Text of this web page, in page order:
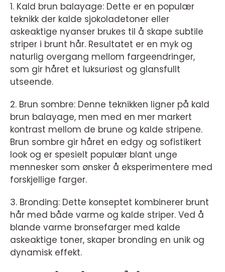
1. Kald brun balayage: Dette er en populær
teknikk der kalde sjokoladetoner eller
askeaktige nyanser brukes til å skape subtile
striper i brunt hår. Resultatet er en myk og
naturlig overgang mellom fargeendringer,
som gir håret et luksuriøst og glansfullt
utseende.
2. Brun sombre: Denne teknikken ligner på kald
brun balayage, men med en mer markert
kontrast mellom de brune og kalde stripene.
Brun sombre gir håret en edgy og sofistikert
look og er spesielt populær blant unge
mennesker som ønsker å eksperimentere med
forskjellige farger.
3. Bronding: Dette konseptet kombinerer brunt
hår med både varme og kalde striper. Ved å
blande varme bronsefarger med kalde
askeaktige toner, skaper bronding en unik og
dynamisk effekt.